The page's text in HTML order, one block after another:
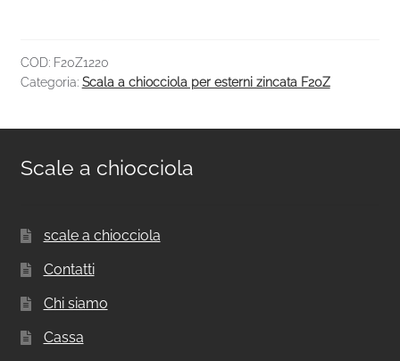
COD: F20Z1220
Categoria: Scala a chiocciola per esterni zincata F20Z
Scale a chiocciola
scale a chiocciola
Contatti
Chi siamo
Cassa